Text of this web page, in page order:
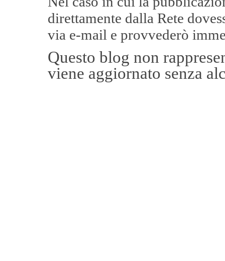
direttamente dalla Rete
via e-mail e provvederò
Questo blog non
viene aggiornato senza